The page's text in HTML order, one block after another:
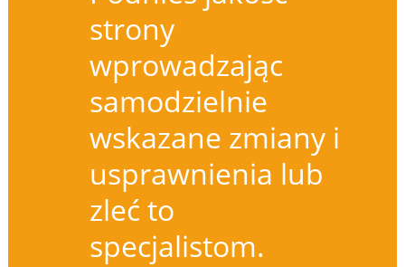
strony
wprowadzając
samodzielnie
wskazane zmiany i
usprawnienia lub
zleć to
specjalistom.